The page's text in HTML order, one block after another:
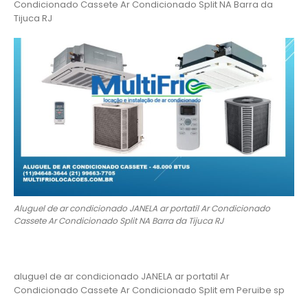
Condicionado Cassete Ar Condicionado Split NA Barra da
Tijuca RJ
Aluguel de ar condicionado JANELA ar portatil Ar Condicionado
Cassete Ar Condicionado Split NA Barra da Tijuca RJ
aluguel de ar condicionado JANELA ar portatil Ar
Condicionado Cassete Ar Condicionado Split em Peruibe sp